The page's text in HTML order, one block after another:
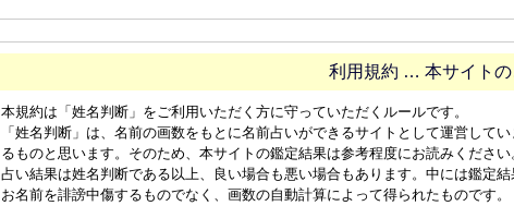
利用規約 … 本サイトの
本規約は「姓名判断」をご利用いただく方に守っていただくルールです。
「姓名判断」は、名前の画数をもとに名前占いができるサイトとして運営して
るものと思います。そのため、本サイトの鑑定結果は参考程度にお読みください
占い結果は姓名判断である以上、良い場合も悪い場合もあります。中には鑑定
お名前を誹謗中傷するものでなく、画数の自動計算によって得られたものです。